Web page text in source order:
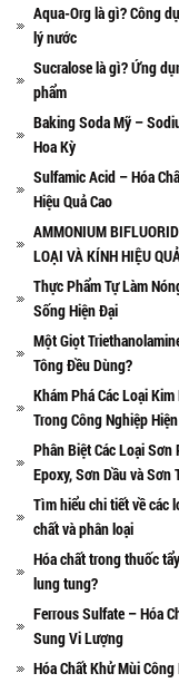
Aqua-Org là gì? Công
lý nước
Sucralose là gì? Ứng
phẩm
Baking Soda Mỹ –
Hoa Kỳ
Sulfamic Acid – Hóa
Hiệu Quả Cao
AMMONIUM
LOẠI VÀ KÍNH HIỆU
Thực Phẩm Tự Làm
Sống Hiện Đại
Một Giọt
Tông Đều Dùng?
Khám Phá Các Loại
Trong Công Nghiệp
Phân Biệt Các Loại
Epoxy, Sơn Dầu và Sơn
Tìm hiểu chi tiết về các
chất và phân loại
Hóa chất trong thuốc
lung tung?
Ferrous Sulfate – Hóa
Sung Vi Lượng
Hóa Chất Khử Mùi